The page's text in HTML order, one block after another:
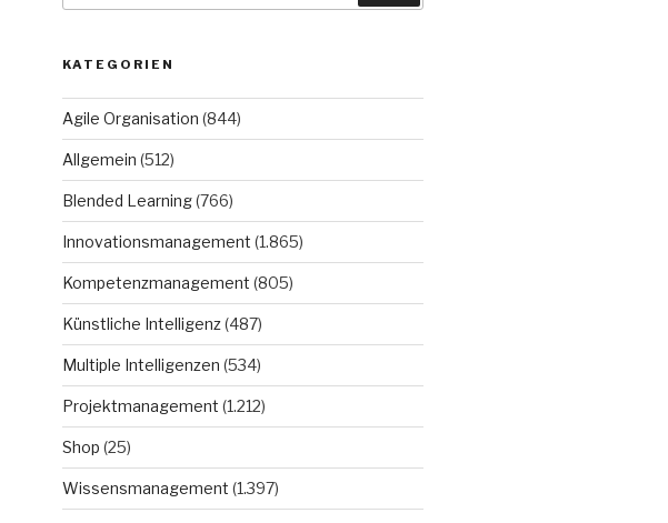
KATEGORIEN
Agile Organisation (844)
Allgemein (512)
Blended Learning(766)
Innovationsmanagement (1.865)
Kompetenzmanagement (805)
Künstliche Intelligenz(487)
Multiple Intelligenzen (534)
Projektmanagement (1.212)
Shop (25)
Wissensmanagement (1.397)